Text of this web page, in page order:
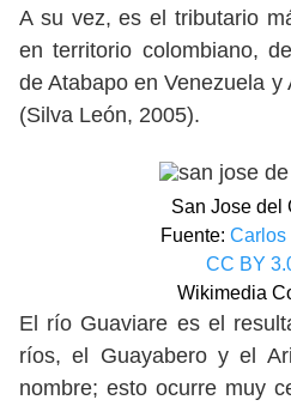
A su vez, es el tributario
en territorio colombiano,
de Atabapo en Venezuela
(Silva León, 2005).
San Jose del
Fuente: Carlos
CC BY
Wikimedia
El río Guaviare es el
ríos, el Guayabero y el
nombre; esto ocurre muy